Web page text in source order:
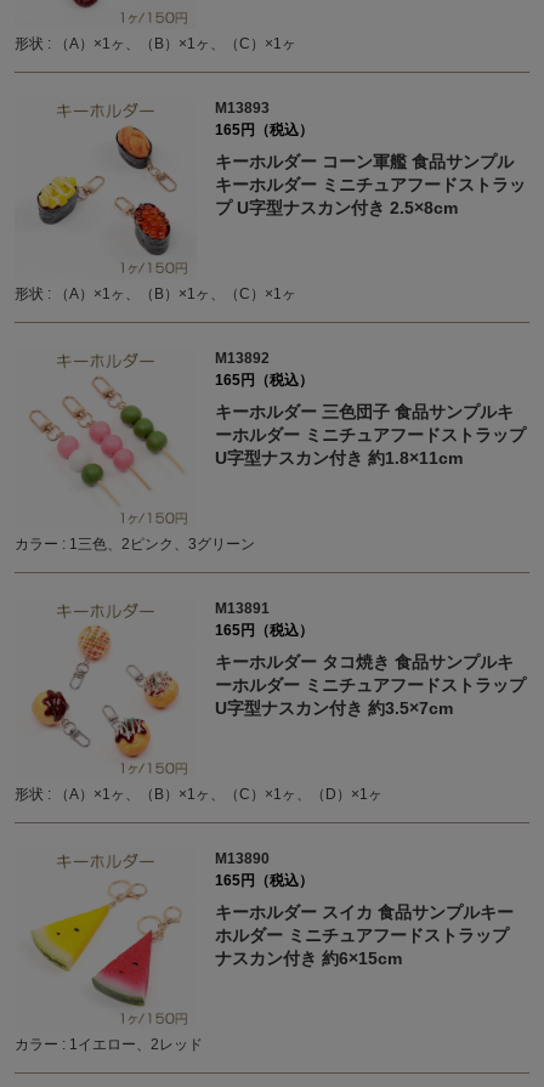
形状 : （A）×1ヶ、（B）×1ヶ、（C）×1ヶ
M13893
165円（税込）
キーホルダー コーン軍艦 食品サンプル
キーホルダー ミニチュアフードストラッ
プ U字型ナスカン付き 2.5×8cm
形状 : （A）×1ヶ、（B）×1ヶ、（C）×1ヶ
M13892
165円（税込）
キーホルダー 三色団子 食品サンプルキ
ーホルダー ミニチュアフードストラップ
U字型ナスカン付き 約1.8×11cm
カラー : 1三色、2ピンク、3グリーン
M13891
165円（税込）
キーホルダー タコ焼き 食品サンプルキ
ーホルダー ミニチュアフードストラップ
U字型ナスカン付き 約3.5×7cm
形状 : （A）×1ヶ、（B）×1ヶ、（C）×1ヶ、（D）×1ヶ
M13890
165円（税込）
キーホルダー スイカ 食品サンプルキー
ホルダー ミニチュアフードストラップ
ナスカン付き 約6×15cm
カラー : 1イエロー、2レッド